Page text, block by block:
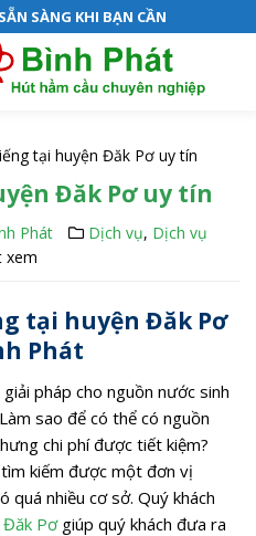
SÀNG KHI BẠN CẦN
tại huyện Đăk Pơ uy tín
Đăk Pơ uy tín
Phát Dịch vụ, Dịch vụ
xem
tại huyện Đăk Pơ
Phát
pháp cho nguồn nước sinh
sao để có thể có nguồn
chi phí được tiết kiệm?
kiếm được một đơn vị
quá nhiều cơ sở. Quý khách
Đăk Pơgiúp quý khách đưa ra